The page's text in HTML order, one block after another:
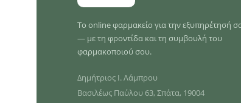
Το online φαρμακείο για την εξυπηρέτησή
— με τη φροντίδα και τη συμβουλή του
φαρμακοποιού σου.
Δημήτριος Ι. Λάμπρου
Βασιλέως Παύλου 63, Σπάτα, 19004